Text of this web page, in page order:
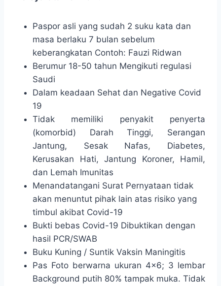
Paspor asli yang sudah 2 suku kata dan
masa berlaku 7 bulan sebelum
keberangkatan Contoh: Fauzi Ridwan
Berumur 18-50 tahun Mengikuti regulasi
Saudi
Dalam keadaan Sehat dan Negative Covid
19
Tidak memiliki penyakit penyerta
(komorbid) Darah Tinggi, Serangan
Jantung, Sesak Nafas, Diabetes,
Kerusakan Hati, Jantung Koroner, Hamil,
dan Lemah Imunitas
Menandatangani Surat Pernyataan tidak
akan menuntut pihak lain atas risiko yang
timbul akibat Covid-19
Bukti bebas Covid-19 Dibuktikan dengan
hasil PCR/SWAB
Buku Kuning / Suntik Vaksin Maningitis
Pas Foto berwarna ukuran 4×6; 3 lembar
Background putih 80% tampak muka. Tidak